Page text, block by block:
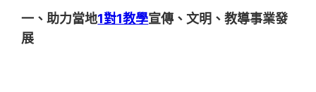
一、助力當地1對1教學宣傳、文明、教導事業發
展